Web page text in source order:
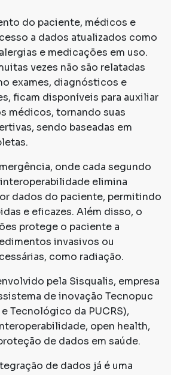
do paciente, médicos e
a dados atualizados como
e medicações em uso.
vezes não são relatadas
exames, diagnósticos e
ficam disponíveis para auxiliar
médicos, tornando suas
sendo baseadas em
onde cada segundo
elimina
dados do paciente, permitindo
e eficazes. Além disso, o
protege o paciente a
invasivos ou
como radiação.
pela Sisqualis, empresa
de inovação Tecnopuc
Tecnológico da PUCRS),
open health,
de dados em saúde.
de dados já é uma